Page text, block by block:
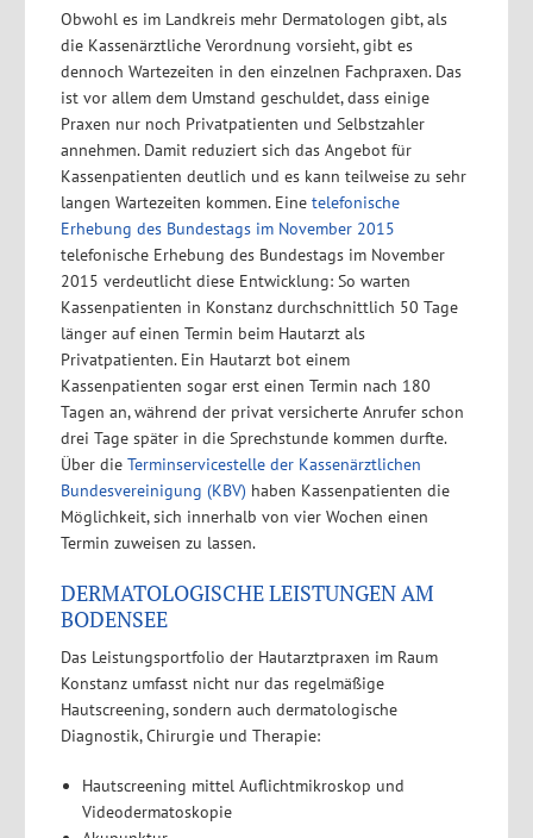
Obwohl es im Landkreis mehr Dermatologen gibt, als
die Kassenärztliche Verordnung vorsieht, gibt es
dennoch Wartezeiten in den einzelnen Fachpraxen. Das
ist vor allem dem Umstand geschuldet, dass einige
Praxen nur noch Privatpatienten und Selbstzahler
annehmen. Damit reduziert sich das Angebot für
Kassenpatienten deutlich und es kann teilweise zu sehr
langen Wartezeiten kommen. Eine telefonische
Erhebung des Bundestags im November 2015
telefonische Erhebung des Bundestags im November
2015 verdeutlicht diese Entwicklung: So warten
Kassenpatienten in Konstanz durchschnittlich 50 Tage
länger auf einen Termin beim Hautarzt als
Privatpatienten. Ein Hautarzt bot einem
Kassenpatienten sogar erst einen Termin nach 180
Tagen an, während der privat versicherte Anrufer schon
drei Tage später in die Sprechstunde kommen durfte.
Über die Terminservicestelle der Kassenärztlichen
Bundesvereinigung (KBV) haben Kassenpatienten die
Möglichkeit, sich innerhalb von vier Wochen einen
Termin zuweisen zu lassen.
DERMATOLOGISCHE LEISTUNGEN AM
BODENSEE
Das Leistungsportfolio der Hautarztpraxen im Raum
Konstanz umfasst nicht nur das regelmäßige
Hautscreening, sondern auch dermatologische
Diagnostik, Chirurgie und Therapie:
Hautscreening mittel Auflichtmikroskop und
Videodermatoskopie